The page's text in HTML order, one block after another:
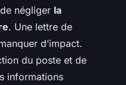
négliger la
. Une lettre de
d’impact.
du poste et de
informations